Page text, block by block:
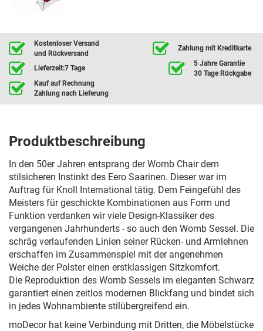
Kostenloser Versand
und Rückversand
Zahlung mit Kreditkarte
Lieferzeit:7 Tage
5 Jahre Garantie
30 Tage Rückgabe
Kauf auf Rechnung
Zahlung nach Lieferung
Produktbeschreibung
In den 50er Jahren entsprang der Womb Chair dem
stilsicheren Instinkt des Eero Saarinen. Dieser war im
Auftrag für Knoll International tätig. Dem Feingefühl des
Meisters für geschickte Kombinationen aus Form und
Funktion verdanken wir viele Design-Klassiker des
vergangenen Jahrhunderts - so auch den Womb Sessel. Die
schräg verlaufenden Linien seiner Rücken- und Armlehnen
erschaffen im Zusammenspiel mit der angenehmen
Weiche der Polster einen erstklassigen Sitzkomfort.
Die Reproduktion des Womb Sessels im eleganten Schwarz
garantiert einen zeitlos modernen Blickfang und bindet sich
in jedes Wohnambiente stilübergreifend ein.
moDecor hat keine Verbindung mit Dritten, die Möbelstücke